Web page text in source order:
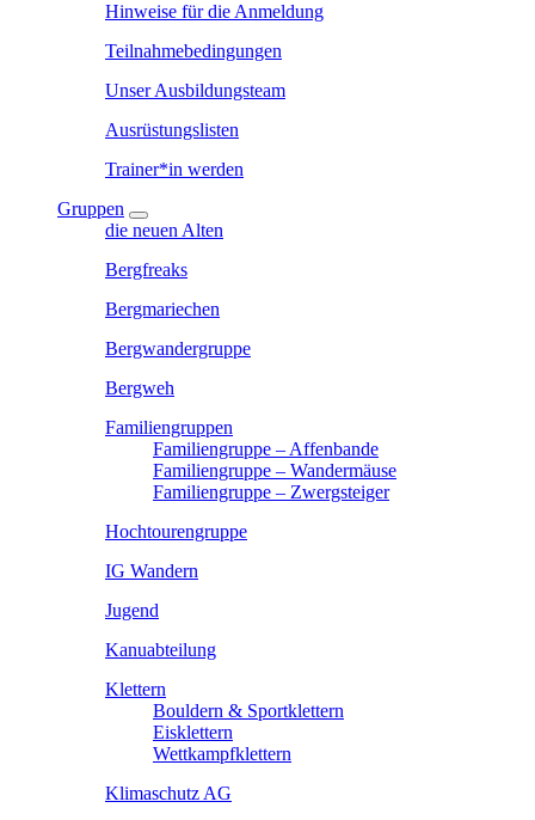
Hinweise für die Anmeldung
Teilnahmebedingungen
Unser Ausbildungsteam
Ausrüstungslisten
Trainer*in werden
Gruppen
die neuen Alten
Bergfreaks
Bergmariechen
Bergwandergruppe
Bergweh
Familiengruppen
Familiengruppe – Affenbande
Familiengruppe – Wandermäuse
Familiengruppe – Zwergsteiger
Hochtourengruppe
IG Wandern
Jugend
Kanuabteilung
Klettern
Bouldern & Sportklettern
Eisklettern
Wettkampfklettern
Klimaschutz AG